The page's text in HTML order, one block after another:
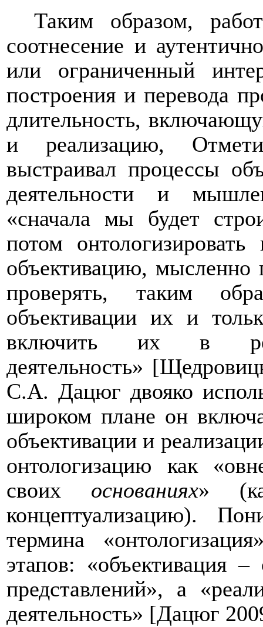
Таким образом,
соотнесение и
или ограниченный
построения и перевода
длительность,
и реализацию,
выстраивал процессы
деятельности и
«сначала мы будет
потом
объективацию, мысленно
проверять, таким
объективации их и
включить их в
деятельность»
С.А. Дацюг двояко
широком плане он
объективации и
онтологизацию как
своих основаниях»
концептуализацию).
термина
этапов: «объективация
представлений», а
деятельность» [Дацюг